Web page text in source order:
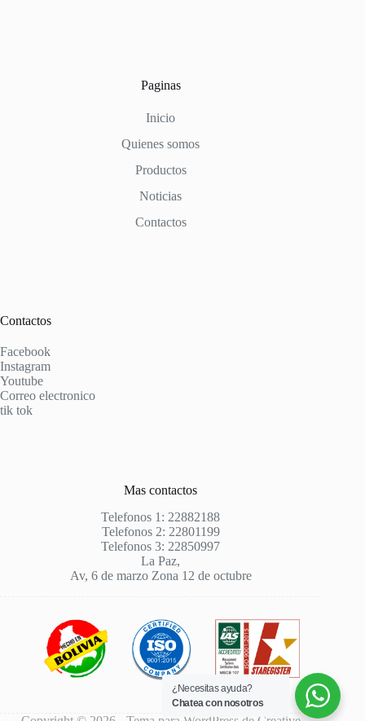
Paginas
Inicio
Quienes somos
Productos
Noticias
Contactos
Contactos
Facebook
Instagram
Youtube
Correo electronico
tik tok
Mas contactos
Telefonos 1: 22882188
Telefonos 2: 22801199
Telefonos 3: 22850997
La Paz,
Av, 6 de marzo Zona 12 de octubre
¿Necesitas ayuda?
Chatea con nosotros